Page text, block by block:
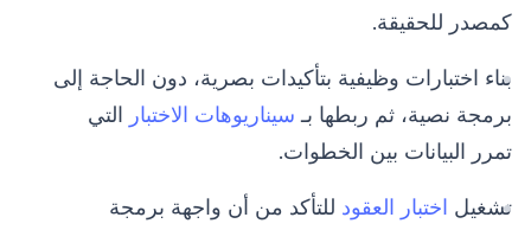
كمصدر للحقيقة.
بناء اختبارات وظيفية بتأكيدات بصرية، دون الحاجة إلى
برمجة نصية، ثم ربطها بـ سيناريوهات الاختبار التي
تمرر البيانات بين الخطوات.
تشغيل اختبار العقود للتأكد من أن واجهة برمجة